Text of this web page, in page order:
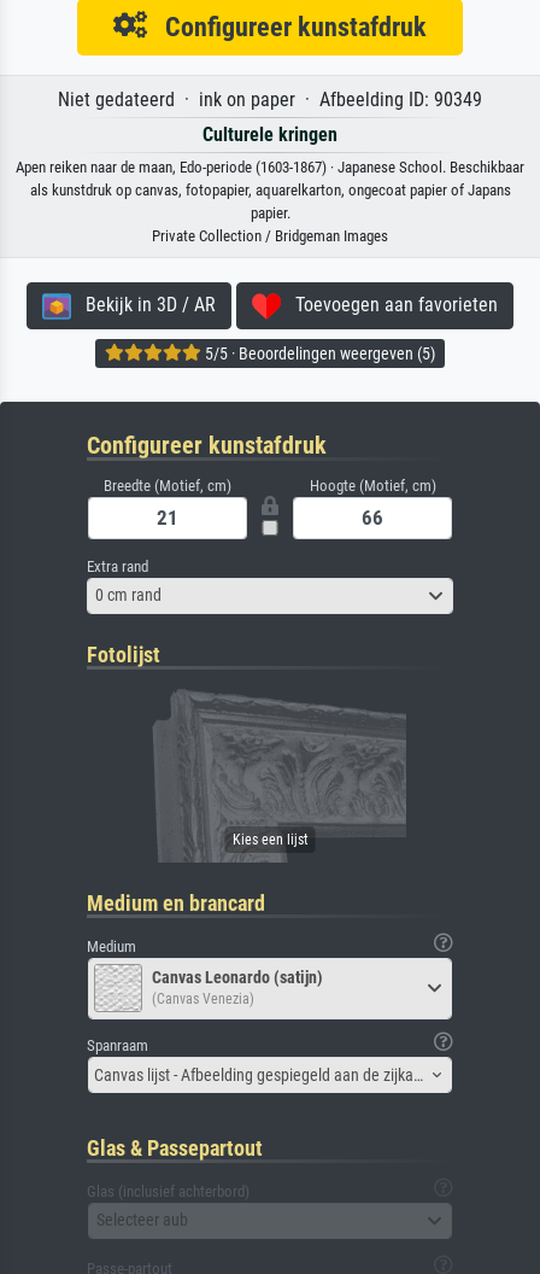
Configureer kunstafdruk
Niet gedateerd · ink on paper · Afbeelding ID: 90349
Culturele kringen
Apen reiken naar de maan, Edo-periode (1603-1867) · Japanese School. Beschikbaar
als kunstdruk op canvas, fotopapier, aquarelkarton, ongecoat papier of Japans
papier.
Private Collection / Bridgeman Images
Bekijk in 3D / AR Toevoegen aan favorieten
5/5 · Beoordelingen weergeven (5)
Configureer kunstafdruk
Breedte (Motief, cm) Hoogte (Motief, cm)
Extra rand
0 cm rand
Fotolijst
Medium en brancard
Medium
Canvas Leonardo (satijn)
(Canvas Venezia)
Spanraam
Canvas lijst - Afbeelding gespiegeld aan de zijkant
Glas & Passepartout
Glas (inclusief achterbord)
Selecteer aub
Passe-partout